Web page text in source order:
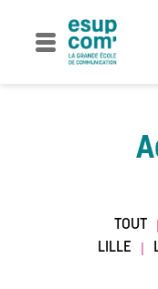
content
TOUT
LILLE